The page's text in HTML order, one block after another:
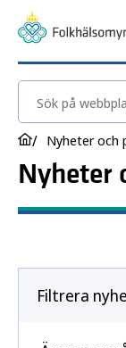
Sök på
Nyheter och
Nyheter
Filtrera